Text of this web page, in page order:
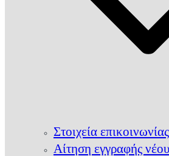
Στοιχεία επικοινωνίας
Αίτηση εγγραφής